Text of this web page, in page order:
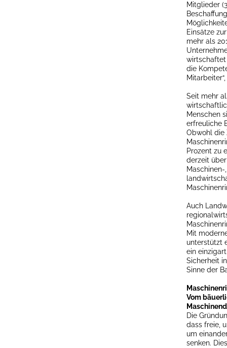
Mitglieder
Einsätze
mehr als
wirtschaftet
die
Seit mehr
Menschen
erfreuliche
Obwohl die
Prozent zu
derzeit
Auch
Mit
unterstützt
ein
Sicherheit
Sinne der
Vom
Die
dass freie,
um
senken.